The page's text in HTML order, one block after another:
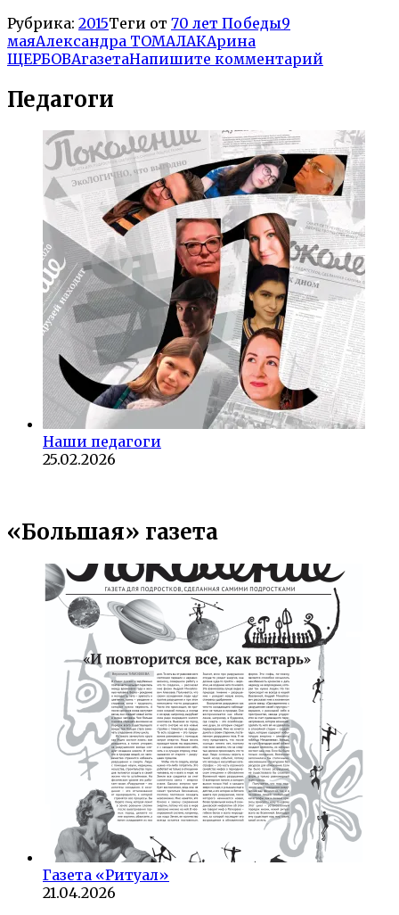
Рубрика: 2015Теги от 70 лет Победы9
маяАлександра ТОМАЛАКАрина
ЩЕРБОВАгазетаНапишите комментарий
Педагоги
Наши педагоги
25.02.2026
«Большая» газета
Газета «Ритуал»
21.04.2026